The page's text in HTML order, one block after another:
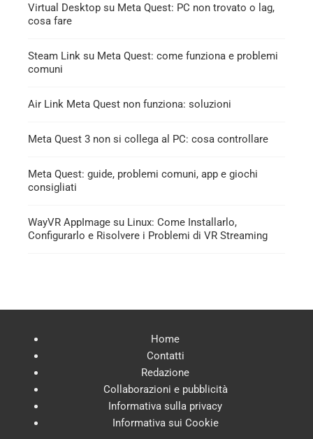
Virtual Desktop su Meta Quest: PC non trovato o lag,
cosa fare
Steam Link su Meta Quest: come funziona e problemi
comuni
Air Link Meta Quest non funziona: soluzioni
Meta Quest 3 non si collega al PC: cosa controllare
Meta Quest: guide, problemi comuni, app e giochi
consigliati
WayVR AppImage su Linux: Come Installarlo,
Configurarlo e Risolvere i Problemi di VR Streaming
Home
Contatti
Redazione
Collaborazioni e pubblicità
Informativa sulla privacy
Informativa sui Cookie